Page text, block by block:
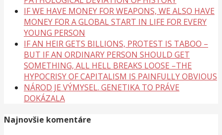
IF WE HAVE MONEY FOR WEAPONS, WE ALSO HAVE
MONEY FOR A GLOBAL START IN LIFE FOR EVERY
YOUNG PERSON
IF AN HEIR GETS BILLIONS, PROTEST IS TABOO –
BUT IF AN ORDINARY PERSON SHOULD GET
SOMETHING, ALL HELL BREAKS LOOSE –THE
HYPOCRISY OF CAPITALISM IS PAINFULLY OBVIOUS
NÁROD JE VÝMYSEL. GENETIKA TO PRÁVE
DOKÁZALA
Najnovšie komentáre